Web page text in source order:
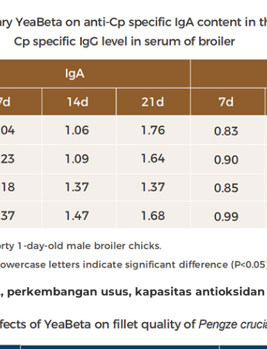
usus, kapasitas